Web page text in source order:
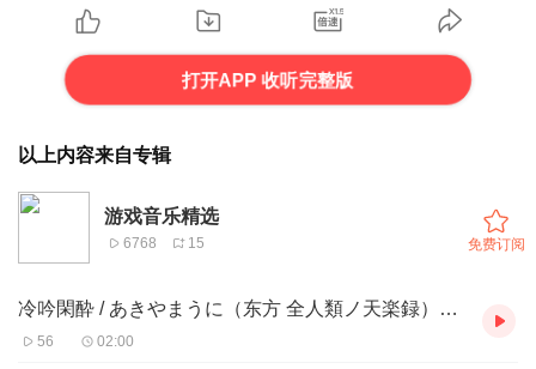
打开APP 收听完整版
以上内容来自专辑
游戏音乐精选
6768 15 免费订阅
冷吟閑酔 / あきやまうに（东方 全人類ノ天楽録）（！）
56 02:00